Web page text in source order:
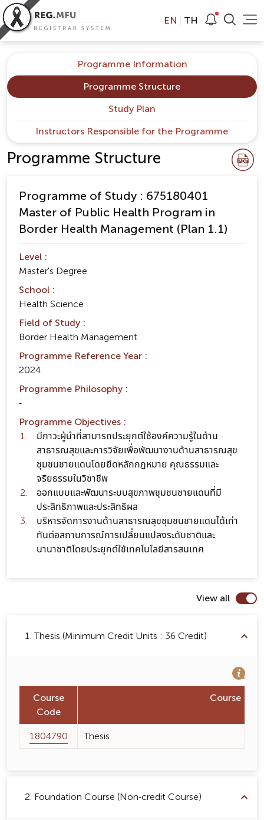
EN TH
Programme Information
Programme Structure
Study Plan
Instructors Responsible for the Programme
Programme Structure
Programme of Study : 675180401
Master of Public Health Program in
Border Health Management (Plan 1.1)
Level :
Master's Degree
School :
Health Science
Field of Study :
Border Health Management
Programme Reference Year :
2024
Programme Philosophy :
-
Programme Objectives :
มีภาวะผู้นำที่สามารถประยุกต์ใช้องค์ความรู้ในด้าน
สาธารณสุขและการวิจัยเพื่อพัฒนางานด้านสาธารณสุข
ชุมชนชายแดนโดยยึดหลักกฎหมาย คุณธรรมและ
จริยธรรมในวิชาชีพ
ออกแบบและพัฒนาระบบสุขภาพชุมชนชายแดนที่มี
ประสิทธิภาพและประสิทธิผล
บริหารจัดการงานด้านสาธารณสุขชุมชนชายแดนได้เท่า
ทันต่อสถานการณ์การเปลี่ยนแปลงระดับชาติและ
นานาชาติโดยประยุกต์ใช้เทคโนโลยีสารสนเทศ
View all
1. Thesis (Minimum Credit Units : 36 Credit)
Course
Code
Course
1804790 Thesis
2. Foundation Course (Non-credit Course)